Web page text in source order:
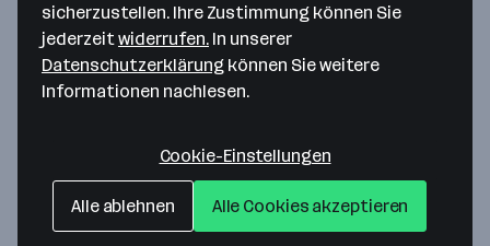
Bitte stimme unseren Cookie-
Richtlinien zu, um diese Karte
anzuzeigen.
sicherzustellen. Ihre Zustimmung können Sie
jederzeit widerrufen. In unserer
Datenschutzerklärung können Sie weitere
Informationen nachlesen.
Cookie-Einstellungen
Alle ablehnen Alle Cookies akzeptieren